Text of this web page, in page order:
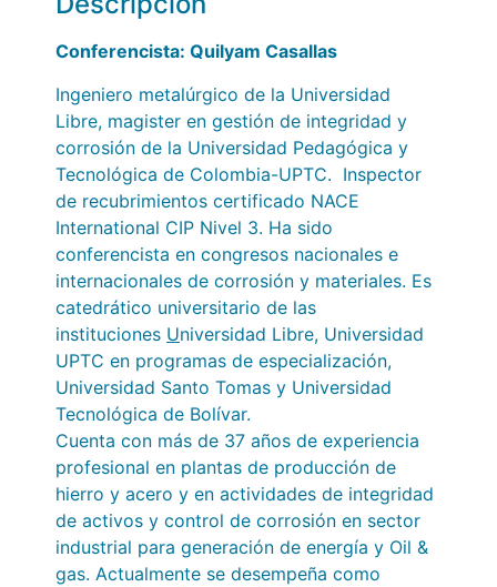
Conferencista: Quilyam Casallas
Ingeniero metalúrgico de la Universidad
Libre, magister en gestión de integridad y
corrosión de la Universidad Pedagógica y
Tecnológica de Colombia-UPTC. Inspector
de recubrimientos certificado NACE
International CIP Nivel 3. Ha sido
conferencista en congresos nacionales e
internacionales de corrosión y materiales. Es
catedrático universitario de las
instituciones Universidad Libre, Universidad
UPTC en programas de especialización,
Universidad Santo Tomas y Universidad
Tecnológica de Bolívar.
Cuenta con más de 37 años de experiencia
profesional en plantas de producción de
hierro y acero y en actividades de integridad
de activos y control de corrosión en sector
industrial para generación de energía y Oil &
gas. Actualmente se desempeña como